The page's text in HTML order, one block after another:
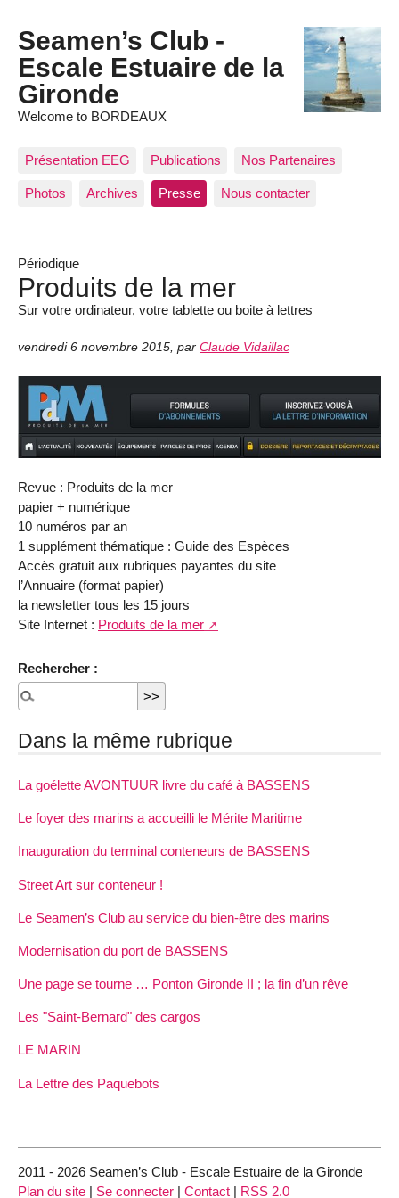
Seamen’s Club -
Escale Estuaire de la
Gironde
Welcome to BORDEAUX
Présentation EEG Publications Nos Partenaires
Photos Archives Presse Nous contacter
Périodique
Produits de la mer
Sur votre ordinateur, votre tablette ou boite à lettres
vendredi 6 novembre 2015 par Claude Vidaillac
Revue : Produits de la mer
papier + numérique
10 numéros par an
1 supplément thématique : Guide des Espèces
Accès gratuit aux rubriques payantes du site
l’Annuaire (format papier)
la newsletter tous les 15 jours
Site Internet : Produits de la mer
Rechercher :
Dans la même rubrique
La goélette AVONTUUR livre du café à BASSENS
Le foyer des marins a accueilli le Mérite Maritime
Inauguration du terminal conteneurs de BASSENS
Street Art sur conteneur !
Le Seamen’s Club au service du bien-être des marins
Modernisation du port de BASSENS
Une page se tourne … Ponton Gironde II ; la fin d’un rêve
Les "Saint-Bernard" des cargos
LE MARIN
La Lettre des Paquebots
2011 - 2026 Seamen’s Club - Escale Estuaire de la Gironde
Plan du site | Se connecter | Contact | RSS 2.0